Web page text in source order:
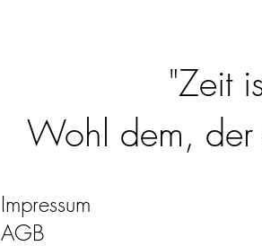
"Zeit
Wohl dem, der
Impressum
AGB